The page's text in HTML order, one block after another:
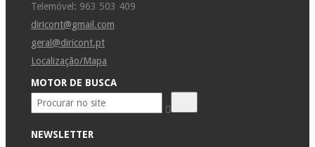
Telemóvel: 963 503 409
diricont@gmail.com
geral@diricont.pt
Localização/Mapa
MOTOR DE BUSCA
NEWSLETTER